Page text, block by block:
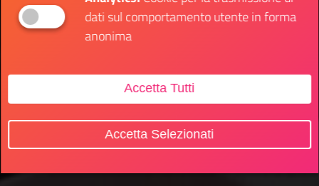
dati sul comportamento utente in forma
anonima
Accetta Tutti
Accetta Selezionati